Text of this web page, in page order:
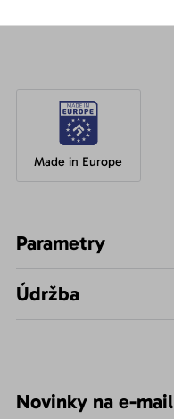
Made in Europe
Parametry
Údržba
Novinky na e-mail